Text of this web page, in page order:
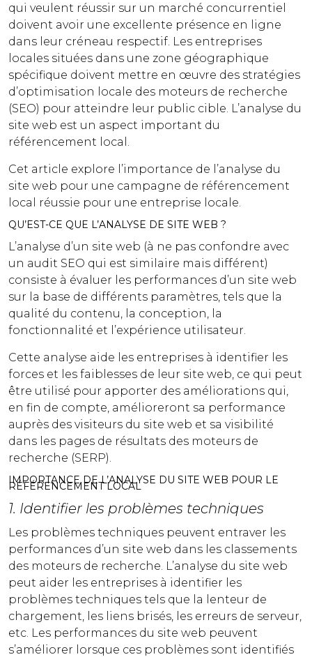
qui veulent réussir sur un marché concurrentiel
doivent avoir une excellente présence en ligne
dans leur créneau respectif. Les entreprises
locales situées dans une zone géographique
spécifique doivent mettre en œuvre des stratégies
d’optimisation locale des moteurs de recherche
(SEO) pour atteindre leur public cible. L’analyse du
site web est un aspect important du
référencement local.
Cet article explore l’importance de l’analyse du
site web pour une campagne de référencement
local réussie pour une entreprise locale.
QU’EST-CE QUE L’ANALYSE DE SITE WEB ?
L’analyse d’un site web (à ne pas confondre avec
un audit SEO qui est similaire mais différent)
consiste à évaluer les performances d’un site web
sur la base de différents paramètres, tels que la
qualité du contenu, la conception, la
fonctionnalité et l’expérience utilisateur.
Cette analyse aide les entreprises à identifier les
forces et les faiblesses de leur site web, ce qui peut
être utilisé pour apporter des améliorations qui,
en fin de compte, amélioreront sa performance
auprès des visiteurs du site web et sa visibilité
dans les pages de résultats des moteurs de
recherche (SERP).
IMPORTANCE DE L’ANALYSE DU SITE WEB POUR LE
RÉFÉRENCEMENT LOCAL
1. Identifier les problèmes techniques
Les problèmes techniques peuvent entraver les
performances d’un site web dans les classements
des moteurs de recherche. L’analyse du site web
peut aider les entreprises à identifier les
problèmes techniques tels que la lenteur de
chargement, les liens brisés, les erreurs de serveur,
etc. Les performances du site web peuvent
s’améliorer lorsque ces problèmes sont identifiés